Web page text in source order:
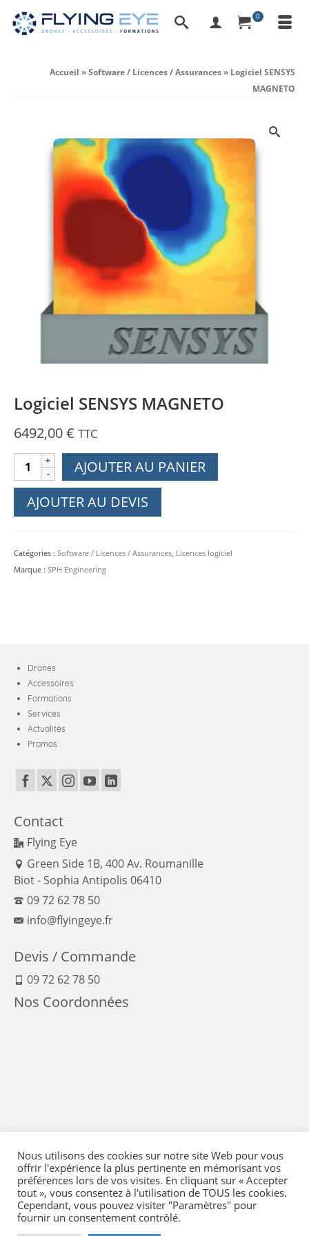
0
Accueil »Software / Licences / Assurances» Logiciel SENSYS
MAGNETO
Logiciel SENSYS MAGNETO
6492,00€ TTC
quantité
de
Logiciel
SENSYS
AJOUTER AU PANIER
AJOUTER AU DEVIS
Catégories : Software / Licences / Assurances, Licences logiciel
Marque : SPH Engineering
Drones
Accessoires
Formations
Services
Actualités
Promos
Contact
Flying Eye
Green Side 1B, 400 Av. Roumanille
Biot - Sophia Antipolis 06410
09 72 62 78 50
info@flyingeye.fr
Devis / Commande
09 72 62 78 50
Nos Coordonnées
Mentions Légales-Conditions générales de vente
Nous utilisons des cookies sur notre site Web pour vous
offrir l'expérience la plus pertinente en mémorisant vos
préférences lors de vos visites. En cliquant sur « Accepter
tout », vous consentez à l'utilisation de TOUS les cookies.
Cependant, vous pouvez visiter "Paramètres" pour
fournir un consentement contrôlé.